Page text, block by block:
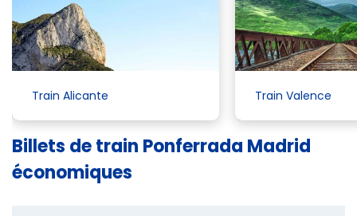
Train Alicante Train Valence
Billets de train Ponferrada Madrid
économiques